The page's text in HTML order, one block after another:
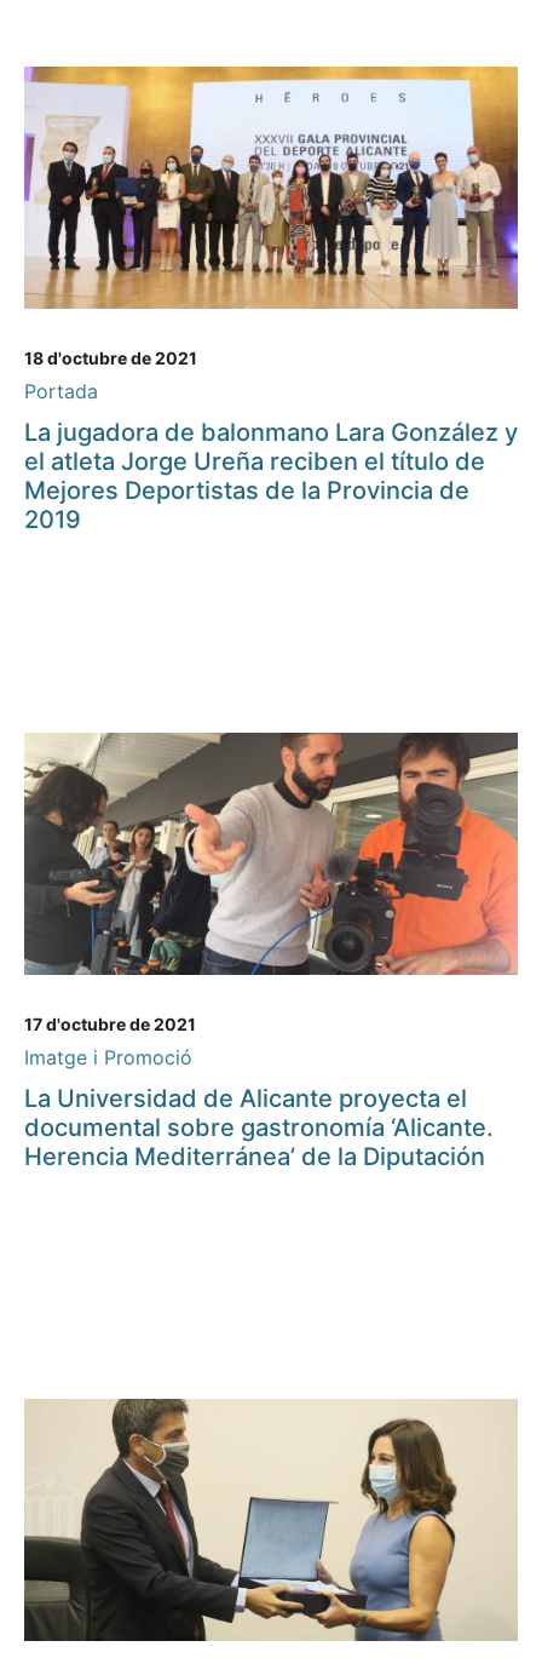
18 d'octubre de 2021
Portada
La jugadora de balonmano Lara González y
el atleta Jorge Ureña reciben el título de
Mejores Deportistas de la Provincia de
2019
17 d'octubre de 2021
Imatge i Promoció
La Universidad de Alicante proyecta el
documental sobre gastronomía ‘Alicante.
Herencia Mediterránea’ de la Diputación